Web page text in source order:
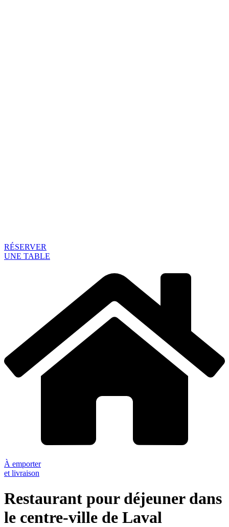
RÉSERVER
UNE TABLE
À emporter
et livraison
Restaurant pour déjeuner dans
le centre-ville de Laval